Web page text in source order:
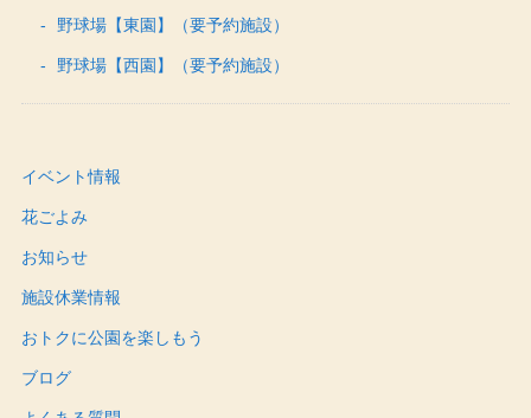
野球場【東園】（要予約施設）
野球場【西園】（要予約施設）
イベント情報
花ごよみ
お知らせ
施設休業情報
おトクに公園を楽しもう
ブログ